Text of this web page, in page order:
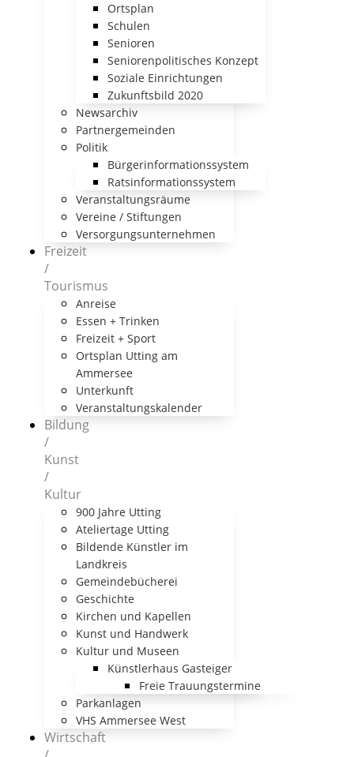
Ortsplan
Schulen
Senioren
Seniorenpolitisches Konzept
Soziale Einrichtungen
Zukunftsbild 2020
Newsarchiv
Partnergemeinden
Politik
Bürgerinformationssystem
Ratsinformationssystem
Veranstaltungsräume
Vereine / Stiftungen
Versorgungsunternehmen
Freizeit
/
Tourismus
Anreise
Essen + Trinken
Freizeit + Sport
Ortsplan Utting am
Ammersee
Unterkunft
Veranstaltungskalender
Bildung
/
Kunst
/
Kultur
900 Jahre Utting
Ateliertage Utting
Bildende Künstler im
Landkreis
Gemeindebücherei
Geschichte
Kirchen und Kapellen
Kunst und Handwerk
Kultur und Museen
Künstlerhaus Gasteiger
Freie Trauungstermine
Parkanlagen
VHS Ammersee West
Wirtschaft